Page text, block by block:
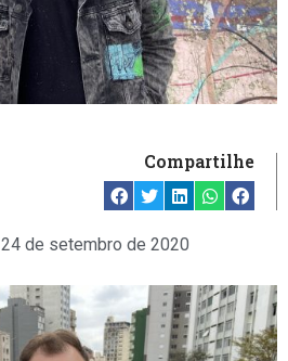
Compartilhe
24 de setembro de 2020